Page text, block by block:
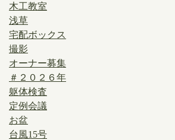
木工教室
浅草
宅配ボックス
撮影
オーナー募集
＃２０２６年
躯体検査
定例会議
お盆
台風15号